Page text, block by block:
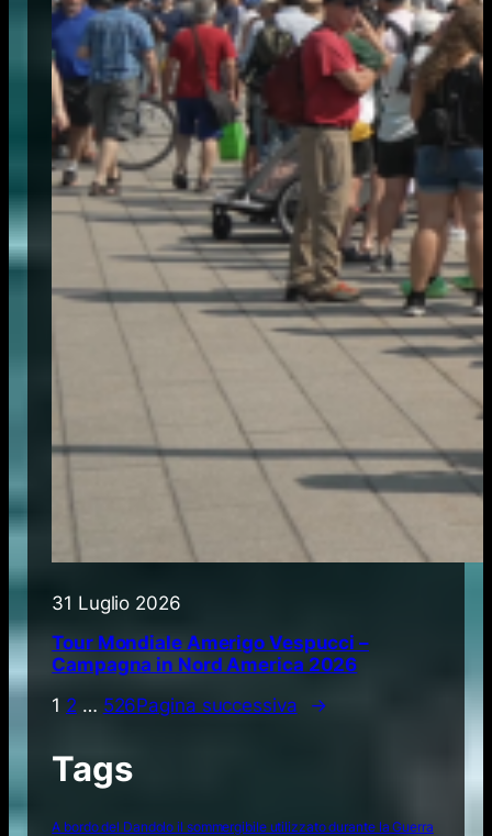
31 Luglio 2026
Tour Mondiale Amerigo Vespucci –
Campagna in Nord America 2026
1 2 … 526Pagina successiva →
Tags
A bordo del Dandolo il sommergibile utilizzato durante la Guerra